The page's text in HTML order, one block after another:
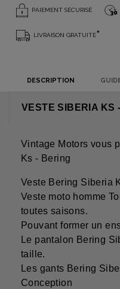
PAIEMENT SÉCURISÉ
LIVRAISON GRATUITE*
DESCRIPTION
VESTE SIBERIA KS
Vintage Motors vous
Ks - Bering
Veste Bering Siberia
Veste moto homme
toutes saisons.
Pouvant former un
Le pantalon Bering
taille.
Les gants Bering
Conception